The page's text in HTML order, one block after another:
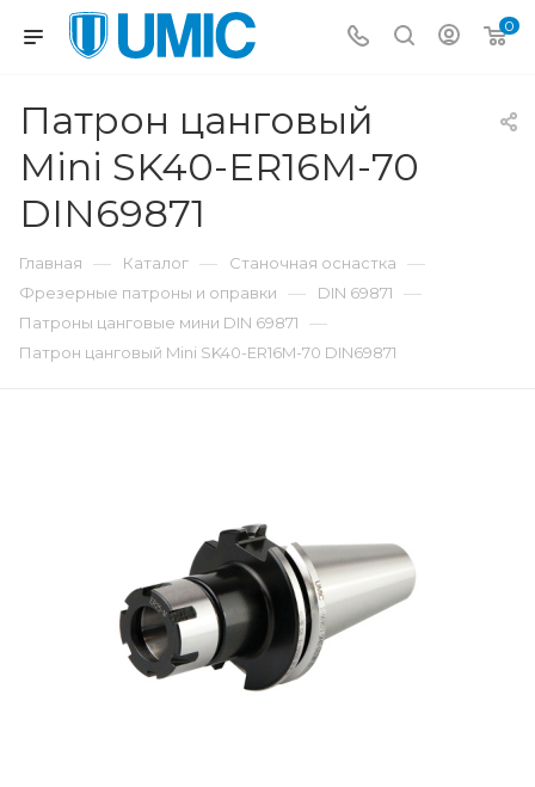
0
Патрон цанговый
Mini SK40-ER16M-70
DIN69871
Главная — Каталог — Станочная оснастка —
Фрезерные патроны и оправки — DIN 69871 —
Патроны цанговые мини DIN 69871 —
Патрон цанговый Mini SK40-ER16M-70 DIN69871